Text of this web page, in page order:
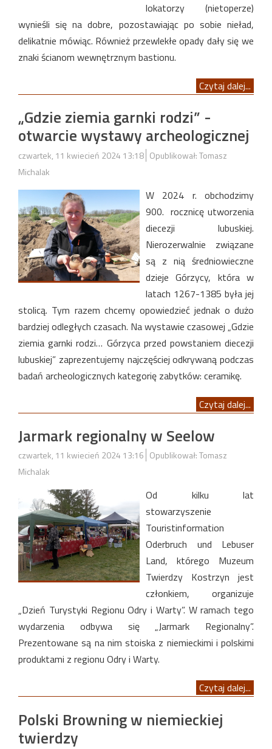
lokatorzy (nietoperze)
wynieśli się na dobre, pozostawiając po sobie nieład,
delikatnie mówiąc. Również przewlekłe opady dały się we
znaki ścianom wewnętrznym bastionu.
Czytaj dalej...
„Gdzie ziemia garnki rodzi” -
otwarcie wystawy archeologicznej
czwartek, 11 kwiecień 2024 13:18 Opublikował: Tomasz
Michalak
W 2024 r. obchodzimy
900. rocznicę utworzenia
diecezji lubuskiej.
Nierozerwalnie związane
są z nią średniowieczne
dzieje Górzycy, która w
latach 1267-1385 była jej
stolicą. Tym razem chcemy opowiedzieć jednak o dużo
bardziej odległych czasach. Na wystawie czasowej „Gdzie
ziemia garnki rodzi… Górzyca przed powstaniem diecezji
lubuskiej” zaprezentujemy najczęściej odkrywaną podczas
badań archeologicznych kategorię zabytków: ceramikę.
Czytaj dalej...
Jarmark regionalny w Seelow
czwartek, 11 kwiecień 2024 13:16 Opublikował: Tomasz
Michalak
Od kilku lat
stowarzyszenie
Touristinformation
Oderbruch und Lebuser
Land, którego Muzeum
Twierdzy Kostrzyn jest
członkiem, organizuje
„Dzień Turystyki Regionu Odry i Warty”. W ramach tego
wydarzenia odbywa się „Jarmark Regionalny”.
Prezentowane są na nim stoiska z niemieckimi i polskimi
produktami z regionu Odry i Warty.
Czytaj dalej...
Polski Browning w niemieckiej
twierdzy